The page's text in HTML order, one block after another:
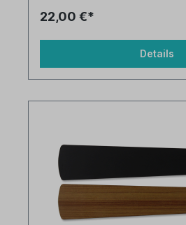
22,00 €*
Details